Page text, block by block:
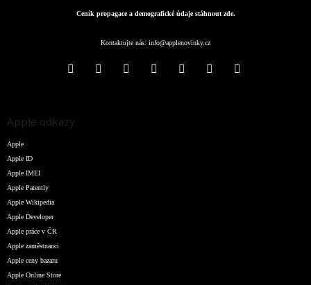
Ceník propagace a demografické údaje stáhnout zde.
Kontaktujte nás: info@applenovinky.cz
Apple odkazy
Apple
Apple ID
Apple IMEI
Apple Patently
Apple Wikipedia
Apple Developer
Apple práce v ČR
Apple zaměstnanci
Apple ceny bazaru
Apple Online Store